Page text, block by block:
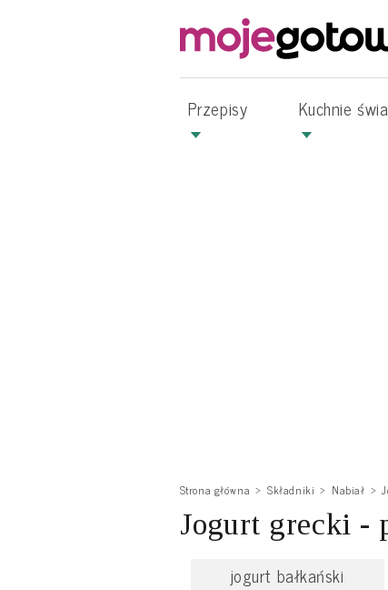
Przepisy Kuchnie
Strona główna Składniki Nabiał
Jogurt grecki -
jogurt bałkański